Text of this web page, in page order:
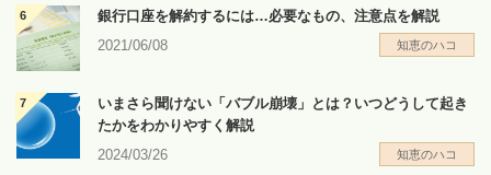
銀行口座を解約するには…必要なもの、注意点を解説
2021/06/08
知恵のハコ
いまさら聞けない「バブル崩壊」とは？いつどうして起き
たかをわかりやすく解説
2024/03/26
知恵のハコ